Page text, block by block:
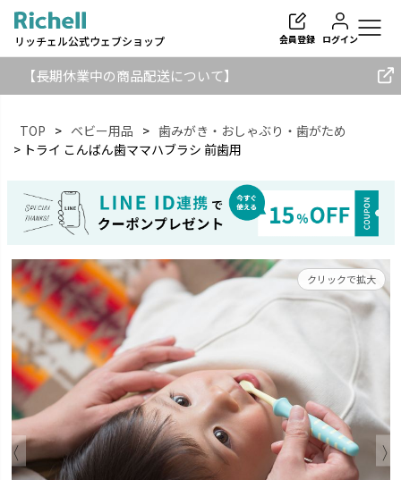
リッチェル公式ウェブショップ 会員登録 ログイン
【長期休業中の商品配送について】
TOP ベビー用品
歯みがき・おしゃぶり・歯がため
トライ こんばん歯ママハブラシ 前歯用
クリックで拡大